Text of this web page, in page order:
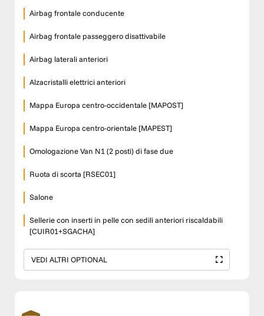
Airbag frontale conducente
Airbag frontale passeggero disattivabile
Airbag laterali anteriori
Alzacristalli elettrici anteriori
Mappa Europa centro-occidentale [MAPOST]
Mappa Europa centro-orientale [MAPEST]
Omologazione Van N1 (2 posti) di fase due
Ruota di scorta [RSEC01]
Salone
Sellerie con inserti in pelle con sedili anteriori riscaldabili
[CUIR01+SGACHA]
VEDI ALTRI OPTIONAL